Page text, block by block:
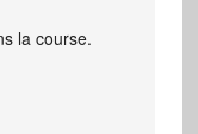
la course.